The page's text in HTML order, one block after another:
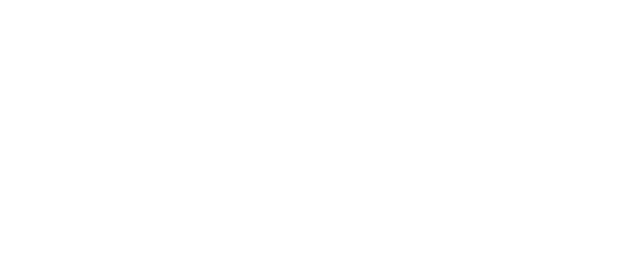
uvedené vybavení)